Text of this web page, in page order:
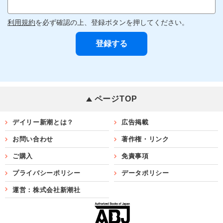
利用規約を必ず確認の上、登録ボタンを押してください。
ページTOP
デイリー新潮とは？ 広告掲載
お問い合わせ 著作権・リンク
ご購入 免責事項
プライバシーポリシー データポリシー
運営：株式会社新潮社